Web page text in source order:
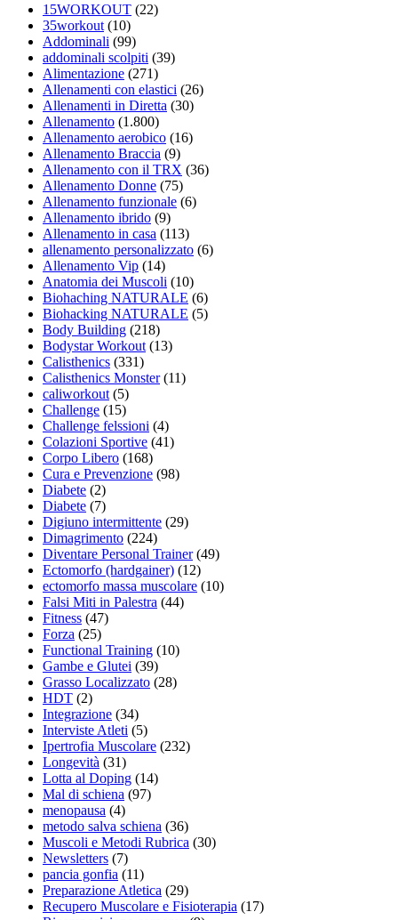
15WORKOUT (22)
35workout (10)
Addominali (99)
addominali scolpiti (39)
Alimentazione (271)
Allenamenti con elastici (26)
Allenamenti in Diretta (30)
Allenamento (1.800)
Allenamento aerobico (16)
Allenamento Braccia (9)
Allenamento con il TRX (36)
Allenamento Donne (75)
Allenamento funzionale (6)
Allenamento ibrido (9)
Allenamento in casa (113)
allenamento personalizzato (6)
Allenamento Vip (14)
Anatomia dei Muscoli (10)
Biohaching NATURALE (6)
Biohacking NATURALE (5)
Body Building (218)
Bodystar Workout (13)
Calisthenics (331)
Calisthenics Monster(11)
caliworkout (5)
Challenge (15)
Challenge felssioni (4)
Colazioni Sportive (41)
Corpo Libero (168)
Cura e Prevenzione (98)
Diabete (2)
Diabete (7)
Digiuno intermittente (29)
Dimagrimento (224)
Diventare Personal Trainer(49)
Ectomorfo (hardgainer) (12)
ectomorfo massa muscolare (10)
Falsi Miti in Palestra (44)
Fitness (47)
Forza (25)
Functional Training (10)
Gambe e Glutei (39)
Grasso Localizzato (28)
HDT (2)
Integrazione (34)
Interviste Atleti (5)
Ipertrofia Muscolare (232)
Longevità (31)
Lotta al Doping (14)
Mal di schiena (97)
menopausa (4)
metodo salva schiena (36)
Muscoli e Metodi Rubrica (30)
Newsletters (7)
pancia gonfia (11)
Preparazione Atletica (29)
Recupero Muscolare e Fisioterapia (17)